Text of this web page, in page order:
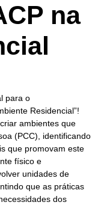
na
para o
Residencial”!
ambientes que
(PCC), identificando
que promovam este
físico e
unidades de
que as práticas
dos